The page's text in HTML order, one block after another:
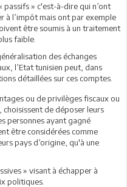
passifs » c'est-à-dire qui n’ont
à l’impôt mais ont par exemple
être soumis à un traitement
faible.
des échanges
l’Etat tunisien peut, dans
détaillées sur ces comptes.
ou de privilèges fiscaux ou
de déposer leurs
personnes ayant gagné
être considérées comme
pays d’origine, qu'à une
» visant à échapper à
politiques.